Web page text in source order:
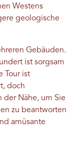
Westens
geologische
Gebäuden.
ist sorgsam
Tour ist
doch
der Nähe, um Sie
zu beantworten
amüsante